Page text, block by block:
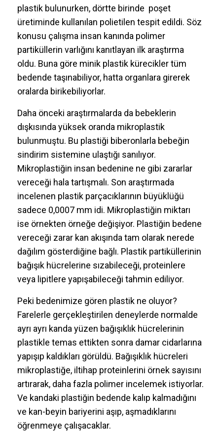
plastik bulunurken, dörtte birinde poşet
üretiminde kullanılan polietilen tespit edildi. Söz
konusu çalışma insan kanında polimer
partiküllerin varlığını kanıtlayan ilk araştırma
oldu. Buna göre minik plastik kürecikler tüm
bedende taşınabiliyor, hatta organlara girerek
oralarda birikebiliyorlar.
Daha önceki araştırmalarda da bebeklerin
dışkısında yüksek oranda mikroplastik
bulunmuştu. Bu plastiği biberonlarla bebeğin
sindirim sistemine ulaştığı sanılıyor.
Mikroplastiğin insan bedenine ne gibi zararlar
vereceği hala tartışmalı. Son araştırmada
incelenen plastik parçacıklarının büyüklüğü
sadece 0,0007 mm idi. Mikroplastiğin miktarı
ise örnekten örneğe değişiyor. Plastiğin bedene
vereceği zarar kan akışında tam olarak nerede
dağılım gösterdiğine bağlı. Plastik partiküllerinin
bağışık hücrelerine sızabileceği, proteinlere
veya lipitlere yapışabileceği tahmin ediliyor.
Peki bedenimize gören plastik ne oluyor?
Farelerle gerçekleştirilen deneylerde normalde
ayrı ayrı kanda yüzen bağışıklık hücrelerinin
plastikle temas ettikten sonra damar cidarlarına
yapışıp kaldıkları görüldü. Bağışıklık hücreleri
mikroplastiğe, iltihap proteinlerini örnek sayısını
artırarak, daha fazla polimer incelemek istiyorlar.
Ve kandaki plastiğin bedende kalıp kalmadığını
ve kan-beyin bariyerini aşıp, aşmadıklarını
öğrenmeye çalışacaklar.